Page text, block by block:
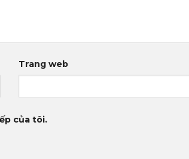
Trang web
của tôi.